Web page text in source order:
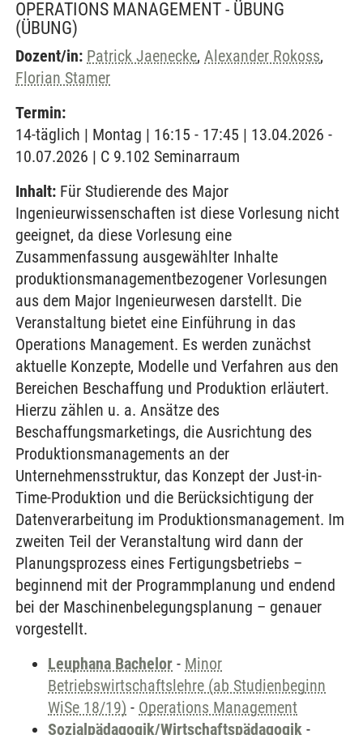
OPERATIONS MANAGEMENT - ÜBUNG
(ÜBUNG)
Dozent/in: Patrick Jaenecke, Alexander Rokoss,
Florian Stamer
Termin:
14-täglich | Montag | 16:15 - 17:45 | 13.04.2026 -
10.07.2026 | C 9.102 Seminarraum
Inhalt: Für Studierende des Major
Ingenieurwissenschaften ist diese Vorlesung nicht
geeignet, da diese Vorlesung eine
Zusammenfassung ausgewählter Inhalte
produktionsmanagementbezogener Vorlesungen
aus dem Major Ingenieurwesen darstellt. Die
Veranstaltung bietet eine Einführung in das
Operations Management. Es werden zunächst
aktuelle Konzepte, Modelle und Verfahren aus den
Bereichen Beschaffung und Produktion erläutert.
Hierzu zählen u. a. Ansätze des
Beschaffungsmarketings, die Ausrichtung des
Produktionsmanagements an der
Unternehmensstruktur, das Konzept der Just-in-
Time-Produktion und die Berücksichtigung der
Datenverarbeitung im Produktionsmanagement. Im
zweiten Teil der Veranstaltung wird dann der
Planungsprozess eines Fertigungsbetriebs –
beginnend mit der Programmplanung und endend
bei der Maschinenbelegungsplanung – genauer
vorgestellt.
Leuphana Bachelor - Minor
Betriebswirtschaftslehre (ab Studienbeginn
WiSe 18/19) - Operations Management
Sozialpädagogik/Wirtschaftspädagogik -